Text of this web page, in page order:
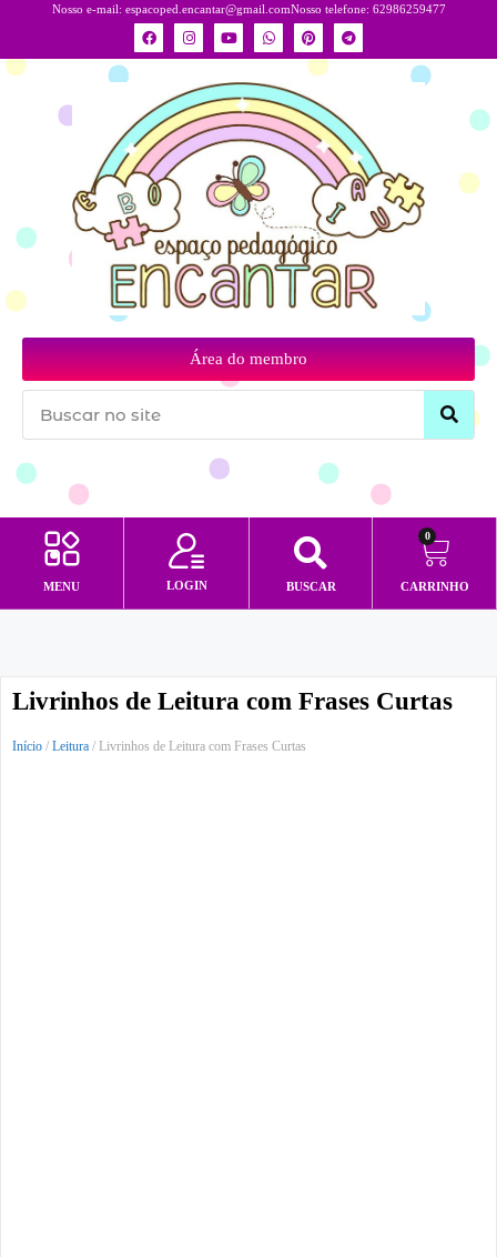
Nosso e-mail: espacoped.encantar@gmail.comNosso telefone: 62986259477
Área do membro
MENU LOGIN BUSCAR
0
CARRINHO
Livrinhos de Leitura com Frases Curtas
Início / Leitura / Livrinhos de Leitura com Frases Curtas